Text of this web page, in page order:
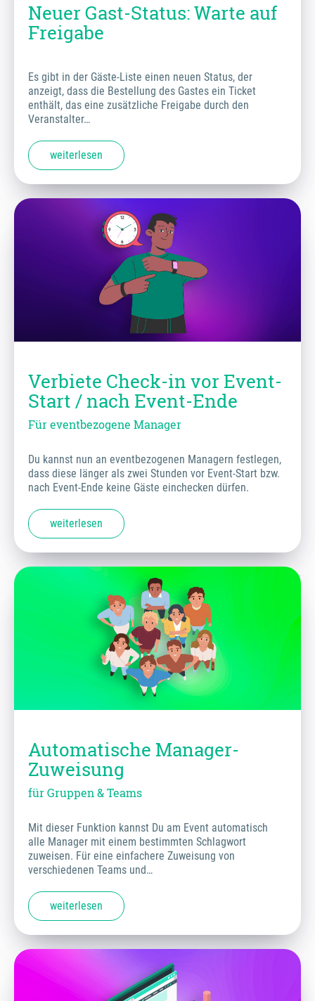
Neuer Gast-Status: Warte auf
Freigabe
Es gibt in der Gäste-Liste einen neuen Status, der
anzeigt, dass die Bestellung des Gastes ein Ticket
enthält, das eine zusätzliche Freigabe durch den
Veranstalter…
weiterlesen
Verbiete Check-in vor Event-
Start / nach Event-Ende
Für eventbezogene Manager
Du kannst nun an eventbezogenen Managern festlegen,
dass diese länger als zwei Stunden vor Event-Start bzw.
nach Event-Ende keine Gäste einchecken dürfen.
weiterlesen
Automatische Manager-
Zuweisung
für Gruppen & Teams
Mit dieser Funktion kannst Du am Event automatisch
alle Manager mit einem bestimmten Schlagwort
zuweisen. Für eine einfachere Zuweisung von
verschiedenen Teams und…
weiterlesen